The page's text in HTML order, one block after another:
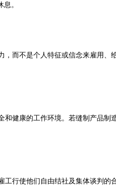
。
而不是个人特征或信念来雇用、
健康的工作环境。若缝制产品制
行使他们自由结社及集体谈判的